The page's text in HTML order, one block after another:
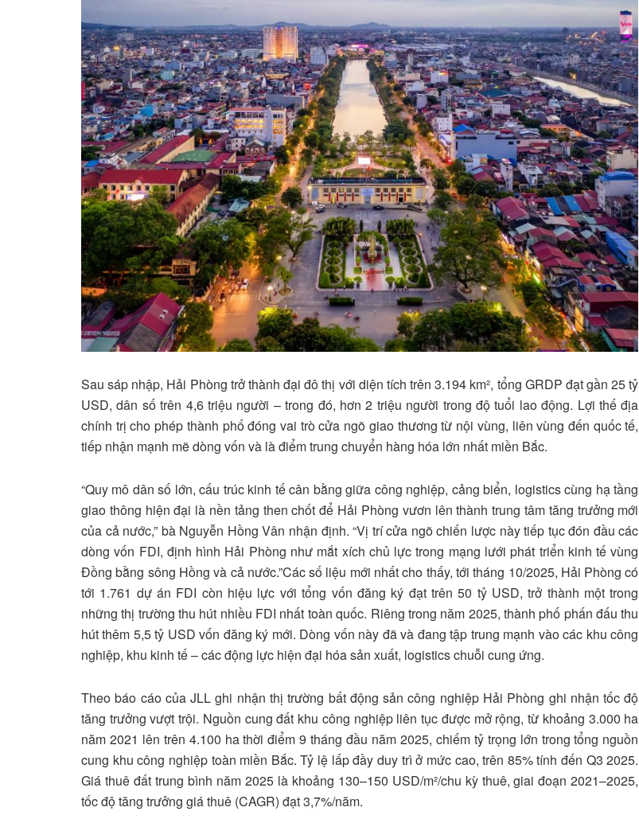
Sau sáp nhập, Hải Phòng trở thành đại đô thị với diện tích trên 3.194 km², tổng GRDP đạt gần 25 tỷ
USD, dân số trên 4,6 triệu người – trong đó, hơn 2 triệu người trong độ tuổi lao động. Lợi thế địa
chính trị cho phép thành phố đóng vai trò cửa ngõ giao thương từ nội vùng, liên vùng đến quốc tế,
tiếp nhận mạnh mẽ dòng vốn và là điểm trung chuyển hàng hóa lớn nhất miền Bắc.
“Quy mô dân số lớn, cấu trúc kinh tế cân bằng giữa công nghiệp, cảng biển, logistics cùng hạ tầng
giao thông hiện đại là nền tảng then chốt để Hải Phòng vươn lên thành trung tâm tăng trưởng mới
của cả nước,” bà Nguyễn Hồng Vân nhận định. “Vị trí cửa ngõ chiến lược này tiếp tục đón đầu các
dòng vốn FDI, định hình Hải Phòng như mắt xích chủ lực trong mạng lưới phát triển kinh tế vùng
Đồng bằng sông Hồng và cả nước.”Các số liệu mới nhất cho thấy, tới tháng 10/2025, Hải Phòng có
tới 1.761 dự án FDI còn hiệu lực với tổng vốn đăng ký đạt trên 50 tỷ USD, trở thành một trong
những thị trường thu hút nhiều FDI nhất toàn quốc. Riêng trong năm 2025, thành phố phấn đấu thu
hút thêm 5,5 tỷ USD vốn đăng ký mới. Dòng vốn này đã và đang tập trung mạnh vào các khu công
nghiệp, khu kinh tế – các động lực hiện đại hóa sản xuất, logistics chuỗi cung ứng.
Theo báo cáo của JLL ghi nhận thị trường bất động sản công nghiệp Hải Phòng ghi nhận tốc độ
tăng trưởng vượt trội. Nguồn cung đất khu công nghiệp liên tục được mở rộng, từ khoảng 3.000 ha
năm 2021 lên trên 4.100 ha thời điểm 9 tháng đầu năm 2025, chiếm tỷ trọng lớn trong tổng nguồn
cung khu công nghiệp toàn miền Bắc. Tỷ lệ lấp đầy duy trì ở mức cao, trên 85% tính đến Q3 2025.
Giá thuê đất trung bình năm 2025 là khoảng 130–150 USD/m²/chu kỳ thuê, giai đoạn 2021–2025,
tốc độ tăng trưởng giá thuê (CAGR) đạt 3,7%/năm.